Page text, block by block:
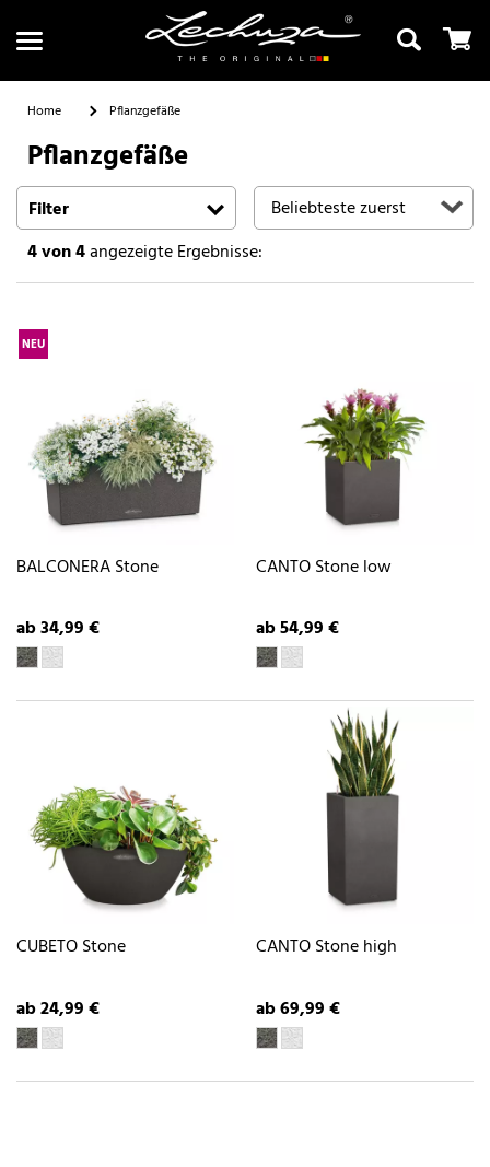
Suchen
Home Pflanzgefäße
Pflanzgefäße
Filter
4von 4angezeigte Ergebnisse:
NEU
BALCONERA Stone
ab 34,99 €
CANTO Stone low
ab 54,99 €
CUBETO Stone
ab 24,99 €
CANTO Stone high
ab 69,99 €